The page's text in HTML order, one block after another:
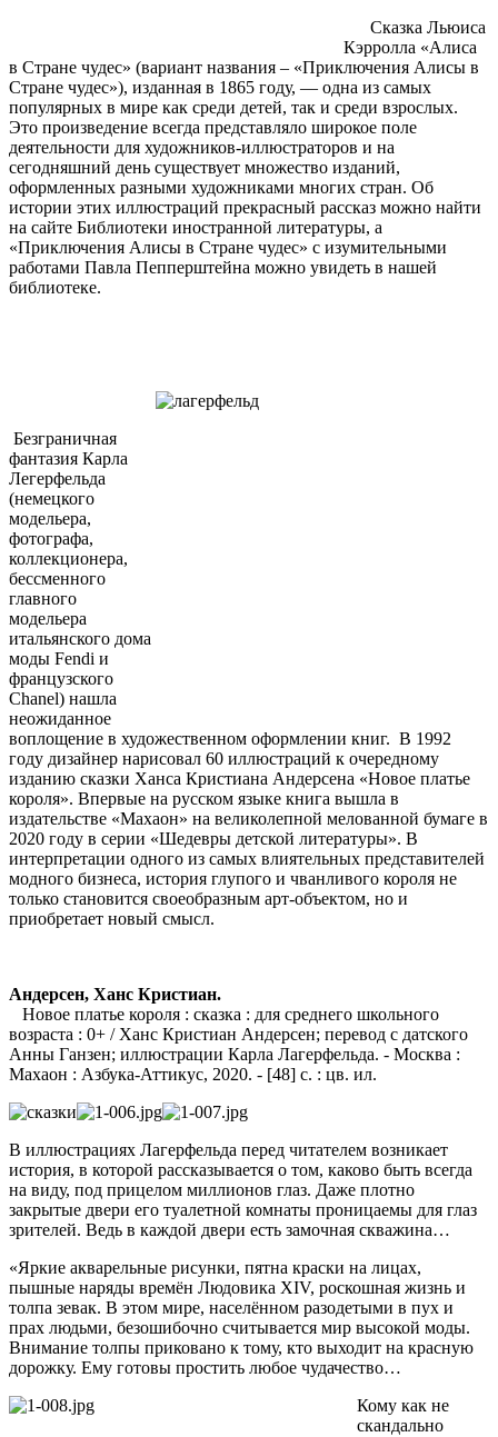
Сказка Льюиса
Кэрролла «Алиса
в Стране чудес» (вариант названия – «Приключения Алисы в
Стране чудес»), изданная в 1865 году, — одна из самых
популярных в мире как среди детей, так и среди взрослых.
Это произведение всегда представляло широкое поле
деятельности для художников-иллюстраторов и на
сегодняшний день существует множество изданий,
оформленных разными художниками многих стран. Об
истории этих иллюстраций прекрасный рассказ можно найти
на сайте Библиотеки иностранной литературы, а
«Приключения Алисы в Стране чудес» с изумительными
работами Павла Пепперштейна можно увидеть в нашей
библиотеке.
Безграничная
фантазия Карла
Легерфельда
(немецкого
модельера,
фотографа,
коллекционера,
бессменного
главного
модельера
итальянского дома
моды Fendi и
французского
Chanel) нашла
неожиданное
воплощение в художественном оформлении книг. В 1992
году дизайнер нарисовал 60 иллюстраций к очередному
изданию сказки Ханса Кристиана Андерсена «Новое платье
короля». Впервые на русском языке книга вышла в
издательстве «Махаон» на великолепной мелованной бумаге в
2020 году в серии «Шедевры детской литературы». В
интерпретации одного из самых влиятельных представителей
модного бизнеса, история глупого и чванливого короля не
только становится своеобразным арт-объектом, но и
приобретает новый смысл.
Андерсен, Ханс Кристиан.
Новое платье короля : сказка : для среднего школьного
возраста : 0+ / Ханс Кристиан Андерсен; перевод с датского
Анны Ганзен; иллюстрации Карла Лагерфельда. - Москва :
Махаон : Азбука-Аттикус, 2020. - [48] с. : цв. ил.
В иллюстрациях Лагерфельда перед читателем возникает
история, в которой рассказывается о том, каково быть всегда
на виду, под прицелом миллионов глаз. Даже плотно
закрытые двери его туалетной комнаты проницаемы для глаз
зрителей. Ведь в каждой двери есть замочная скважина…
«Яркие акварельные рисунки, пятна краски на лицах,
пышные наряды времён Людовика XIV, роскошная жизнь и
толпа зевак. В этом мире, населённом разодетыми в пух и
прах людьми, безошибочно считывается мир высокой моды.
Внимание толпы приковано к тому, кто выходит на красную
дорожку. Ему готовы простить любое чудачество…
Кому как не
скандально